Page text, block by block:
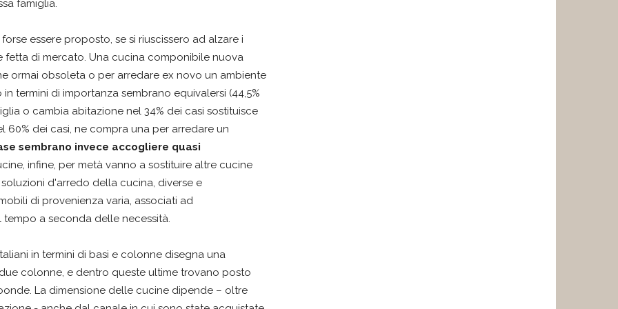
famiglia.
essere proposto, se si riuscissero ad alzare i
fetta di mercato. Una cucina componibile nuova
ormai obsoleta o per arredare ex novo un ambiente
termini di importanza sembrano equivalersi (44,5%
o cambia abitazione nel 34% dei casi sostituisce
dei casi, ne compra una per arredare un
sembrano invece accogliere quasi
infine, per metà vanno a sostituire altre cucine
d'arredo della cucina, diverse e
di provenienza varia, associati ad
tempo a seconda delle necessità.
in termini di basi e colonne disegna una
colonne, e dentro queste ultime trovano posto
La dimensione delle cucine dipende – oltre